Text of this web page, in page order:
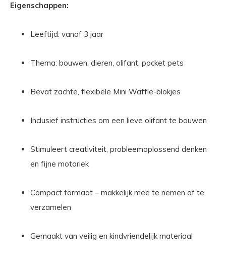
Eigenschappen:
Leeftijd: vanaf 3 jaar
Thema: bouwen, dieren, olifant, pocket pets
Bevat zachte, flexibele Mini Waffle-blokjes
Inclusief instructies om een lieve olifant te bouwen
Stimuleert creativiteit, probleemoplossend denken
en fijne motoriek
Compact formaat – makkelijk mee te nemen of te
verzamelen
Gemaakt van veilig en kindvriendelijk materiaal